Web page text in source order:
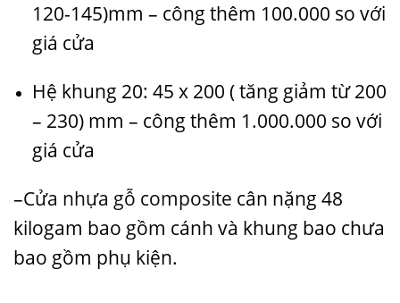
120-145)mm – công thêm 100.000 so với
giá cửa
Hệ khung 20: 45 x 200 ( tăng giảm từ 200
– 230) mm – công thêm 1.000.000 so với
giá cửa
–Cửa nhựa gỗ composite cân nặng 48
kilogam bao gồm cánh và khung bao chưa
bao gồm phụ kiện.